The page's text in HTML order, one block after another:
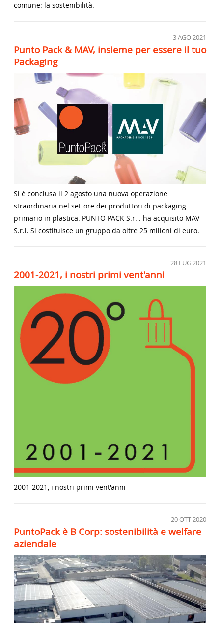
comune: la sostenibilità.
3AGO 2021
Punto Pack & MAV, insieme per essere il tuo
Packaging
Si è conclusa il 2 agosto una nuova operazione
straordinaria nel settore dei produttori di packaging
primario in plastica. PUNTO PACK S.r.l. ha acquisito MAV
S.r.l. Si costituisce un gruppo da oltre 25 milioni di euro.
28 LUG 2021
2001-2021, i nostri primi vent'anni
2001-2021, i nostri primi vent'anni
20OTT 2020
PuntoPack è B Corp: sostenibilità e welfare
aziendale